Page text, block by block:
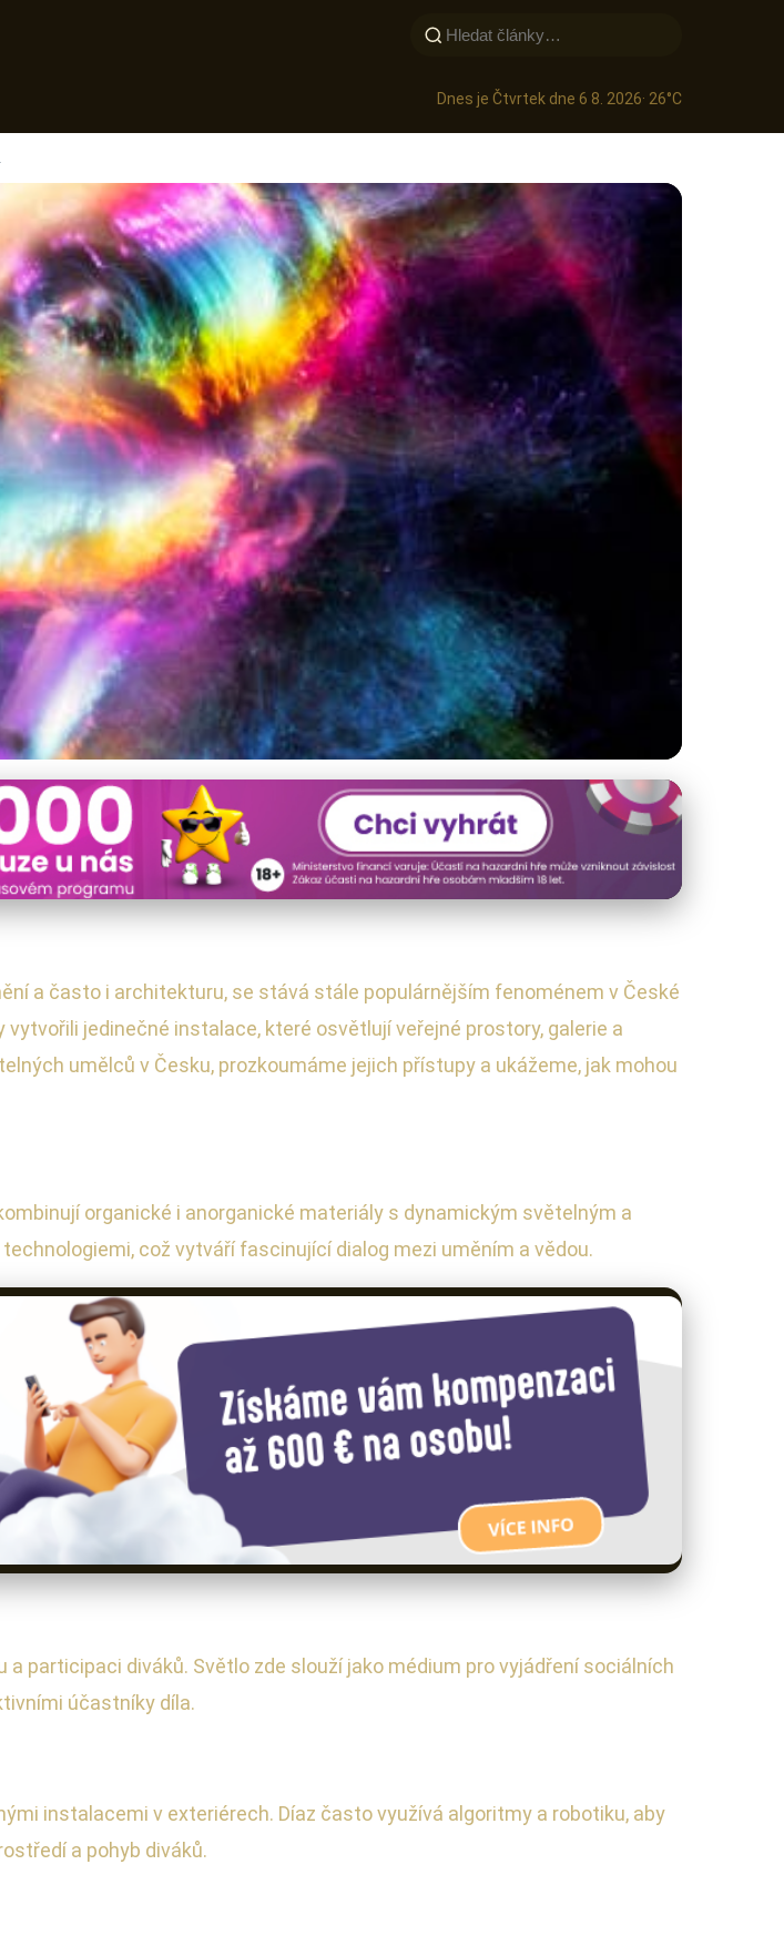
Dnes je Čtvrtek dne 6 8. 2026· 26°C
Magické Instalace a Inovace
a často i architekturu, se stává stále populárnějším fenoménem v České
jedinečné instalace, které osvětlují veřejné prostory, galerie a
umělců v Česku, prozkoumáme jejich přístupy a ukážeme, jak mohou
organické i anorganické materiály s dynamickým světelným a
což vytváří fascinující dialog mezi uměním a vědou.
participaci diváků. Světlo zde slouží jako médium pro vyjádření sociálních
účastníky díla.
instalacemi v exteriérech. Díaz často využívá algoritmy a robotiku, aby
a pohyb diváků.